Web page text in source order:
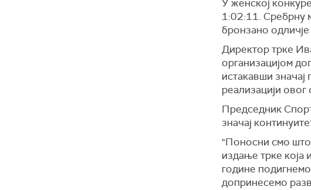
У женској
1:02:11. Сребрну
бронзано
Директор трке
организацијом
истакавши
реализацији овог
Председник
значај
"Поносни смо што
издање трке која
године
допринесемо